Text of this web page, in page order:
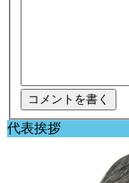
代表挨拶